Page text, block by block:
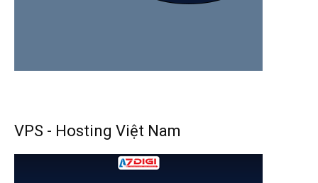
VPS - Hosting Việt Nam